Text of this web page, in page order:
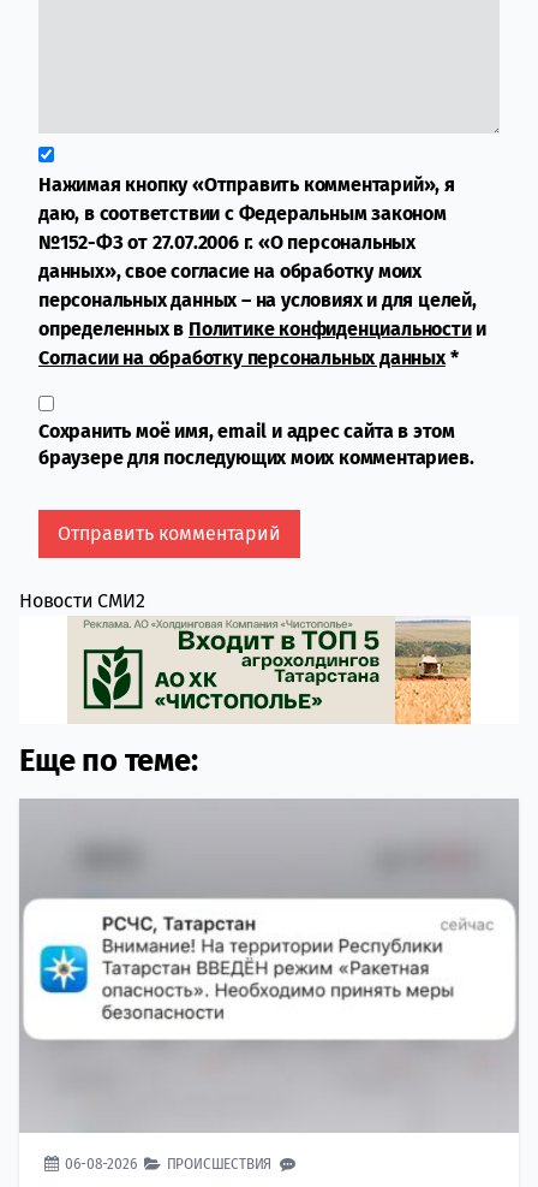
Нажимая кнопку «Отправить комментарий», я
даю, в соответствии с Федеральным законом
№152-ФЗ от 27.07.2006 г. «О персональных
данных», свое согласие на обработку моих
персональных данных – на условиях и для целей,
определенных в Политике конфиденциальностии
Согласии на обработку персональных данных*
Сохранить моё имя, email и адрес сайта в этом
браузере для последующих моих комментариев.
Новости СМИ2
Еще по теме:
06-08-2026 ПРОИСШЕСТВИЯ